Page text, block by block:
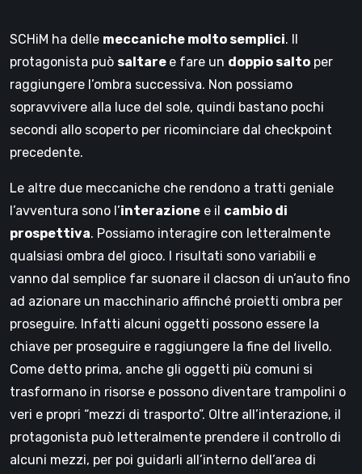
SCHiM ha delle meccaniche molto semplici. Il
protagonista può saltare e fare un doppio salto per
raggiungere l’ombra successiva. Non possiamo
sopravvivere alla luce del sole, quindi bastano pochi
secondi allo scoperto per ricominciare dal checkpoint
precedente.
Le altre due meccaniche che rendono a tratti geniale
l’avventura sono l’interazione e il cambio di
prospettiva. Possiamo interagire con letteralmente
qualsiasi ombra del gioco. I risultati sono variabili e
vanno dal semplice far suonare il clacson di un’auto fino
ad azionare un macchinario affinché proietti ombra per
proseguire. Infatti alcuni oggetti possono essere la
chiave per proseguire e raggiungere la fine del livello.
Come detto prima, anche gli oggetti più comuni si
trasformano in risorse e possono diventare trampolini o
veri e propri “mezzi di trasporto”. Oltre all’interazione, il
protagonista può letteralmente prendere il controllo di
alcuni mezzi, per poi guidarli all’interno dell’area di